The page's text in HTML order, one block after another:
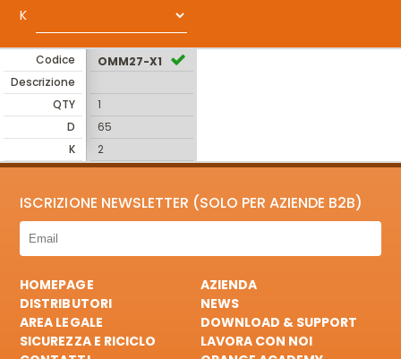
K
Codice
Descrizione
QTY
D
K
OMM27-X1
1
65
2
ISCRIZIONE NEWSLETTER (SOLO PER AZIENDE B2B)
HOMEPAGE
AZIENDA
DISTRIBUTORI
NEWS
AREA LEGALE
DOWNLOAD & SUPPORT
SICUREZZA E RICICLO
LAVORA CON NOI